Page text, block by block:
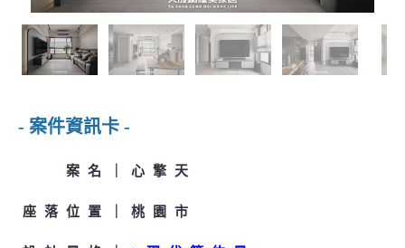
- 案件資訊卡 -
案名 心擎天
座落位置 桃園市